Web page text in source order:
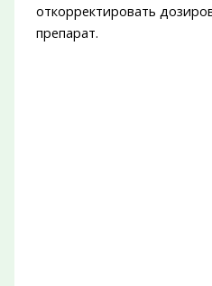
откорректировать
препарат.